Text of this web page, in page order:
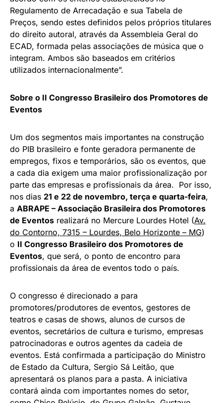
Regulamento de Arrecadação e sua Tabela de
Preços, sendo estes definidos pelos próprios titulares
do direito autoral, através da Assembleia Geral do
ECAD, formada pelas associações de música que o
integram. Ambos são baseados em critérios
utilizados internacionalmente”.
Sobre o II Congresso Brasileiro dos Promotores de
Eventos
Um dos segmentos mais importantes na construção
do PIB brasileiro e fonte geradora permanente de
empregos, fixos e temporários, são os eventos, que
a cada dia exigem uma maior profissionalização por
parte das empresas e profissionais da área. Por isso,
nos dias 21 e 22 de novembro, terça e quarta-feira,
a ABRAPE – Associação Brasileira dos Promotores
de Eventos realizará no Mercure Lourdes Hotel (Av.
do Contorno, 7315 – Lourdes, Belo Horizonte – MG)
o II Congresso Brasileiro dos Promotores de
Eventos, que será, o ponto de encontro para
profissionais da área de eventos todo o país.
O congresso é direcionado a para
promotores/produtores de eventos, gestores de
teatros e casas de shows, alunos de cursos de
eventos, secretários de cultura e turismo, empresas
patrocinadoras e outros agentes da cadeia de
eventos. Está confirmada a participação do Ministro
de Estado da Cultura, Sergio Sá Leitão, que
apresentará os planos para a pasta. A iniciativa
contará ainda com importantes nomes do setor,